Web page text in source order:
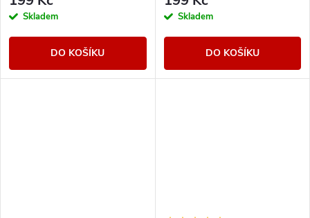
Skladem
DO KOŠÍKU
Skladem
DO KOŠÍKU